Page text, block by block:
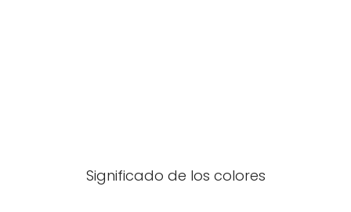
Significado de los colores